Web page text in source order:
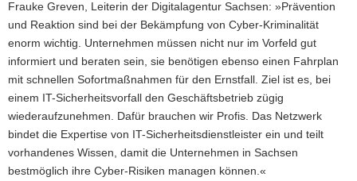
Frauke Greven, Leiterin der Digitalagentur Sachsen: »Prävention
und Reaktion sind bei der Bekämpfung von Cyber-Kriminalität
enorm wichtig. Unternehmen müssen nicht nur im Vorfeld gut
informiert und beraten sein, sie benötigen ebenso einen Fahrplan
mit schnellen Sofortmaßnahmen für den Ernstfall. Ziel ist es, bei
einem IT-Sicherheitsvorfall den Geschäftsbetrieb zügig
wiederaufzunehmen. Dafür brauchen wir Profis. Das Netzwerk
bindet die Expertise von IT-Sicherheitsdienstleister ein und teilt
vorhandenes Wissen, damit die Unternehmen in Sachsen
bestmöglich ihre Cyber-Risiken managen können.«